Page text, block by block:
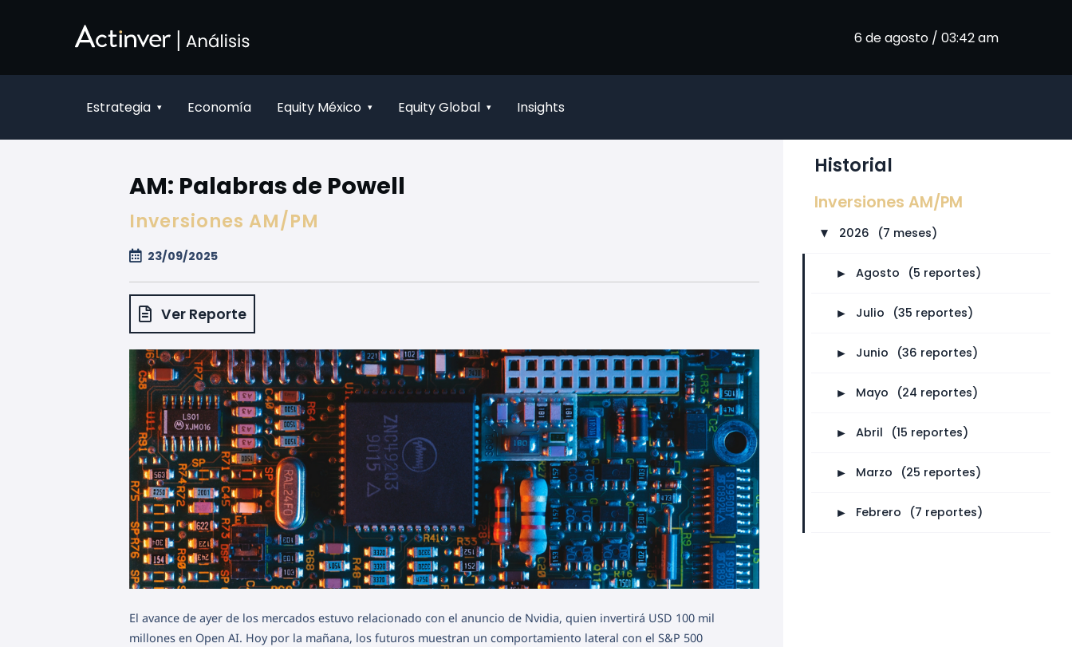
6 de agosto / 03:42 am
Estrategia ▾ Economía Equity México ▾ Equity Global ▾ Insights
AM: Palabras de Powell
Inversiones AM/PM
23/09/2025
Ver Reporte
El avance de ayer de los mercados estuvo relacionado con el anuncio de Nvidia, quien invertirá USD 100 mil
millones en Open AI. Hoy por la mañana, los futuros muestran un comportamiento lateral con el S&P 500
Historial
Inversiones AM/PM
► 2026 (7 meses)
► Agosto (5 reportes)
► Julio (35 reportes)
► Junio (36 reportes)
► Mayo (24 reportes)
► Abril (15 reportes)
► Marzo (25 reportes)
► Febrero (7 reportes)